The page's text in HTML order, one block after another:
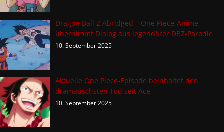
Dragon Ball Z Abridged – One Piece-Anime
übernimmt Dialog aus legendärer DBZ-Parodie
10. September 2025
Aktuelle One Piece-Episode beinhaltet den
dramatischsten Tod seit Ace
10. September 2025